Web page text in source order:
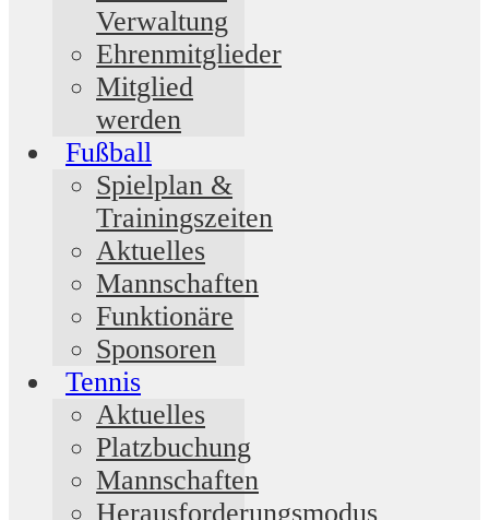
Verwaltung
Ehrenmitglieder
Mitglied
werden
Fußball
Spielplan &
Trainingszeiten
Aktuelles
Mannschaften
Funktionäre
Sponsoren
Tennis
Aktuelles
Platzbuchung
Mannschaften
Herausforderungsmodus